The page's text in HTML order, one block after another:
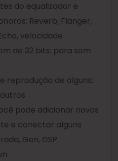
do equalizador e
Reverb, Flanger,
velocidade
de 32 bits: para som
reprodução de alguns:
pode adicionar novos
e conectar alguns
Gen, DSP